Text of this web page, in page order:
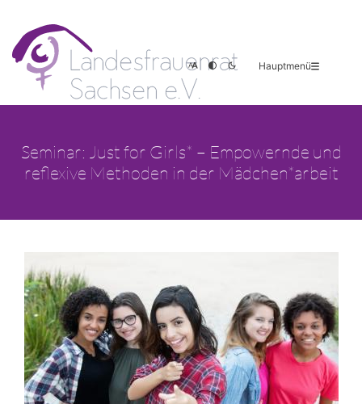
Hauptmenü
Seminar: Just for Girls* – Empowernde und
reflexive Methoden in der Mädchen*arbeit